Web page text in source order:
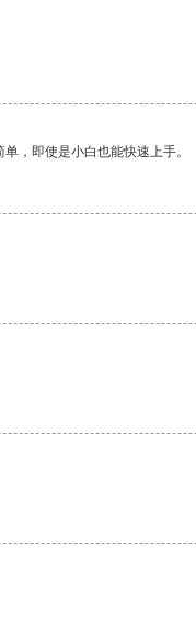
，即使是小白也能快速上手。